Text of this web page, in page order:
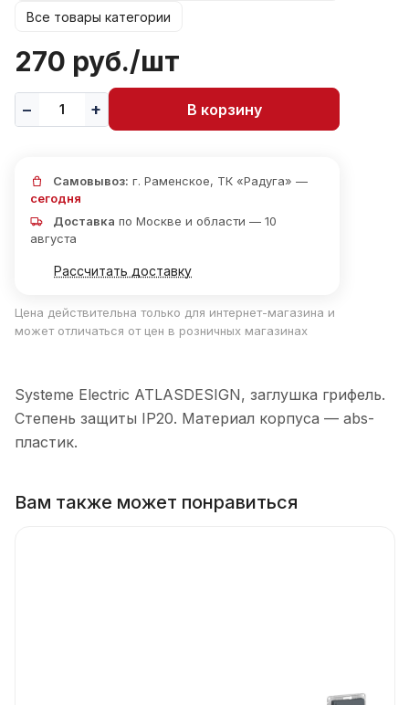
Все товары категории
270 руб./шт
В корзину
Самовывоз: г. Раменское, ТК «Радуга» —
сегодня
Доставка по Москве и области — 10
августа
Рассчитать доставку
Цена действительна только для интернет-магазина и
может отличаться от цен в розничных магазинах
Systeme Electric ATLASDESIGN, заглушка грифель.
Степень защиты IP20. Материал корпуса — abs-
пластик.
Вам также может понравиться